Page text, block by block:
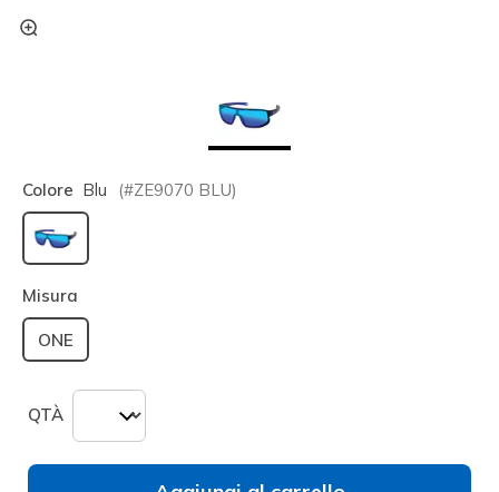
Colore Blu (#ZE9070 BLU)
selezionato
Misura
ONE
QTÀ